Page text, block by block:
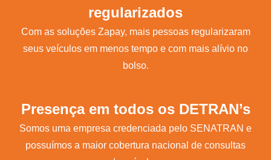
regularizados
Com as soluções Zapay, mais pessoas regularizaram
seus veículos em menos tempo e com mais alívio no
bolso.
Presença em todos os DETRAN’s
Somos uma empresa credenciada pelo SENATRAN e
possuímos a maior cobertura nacional de consultas